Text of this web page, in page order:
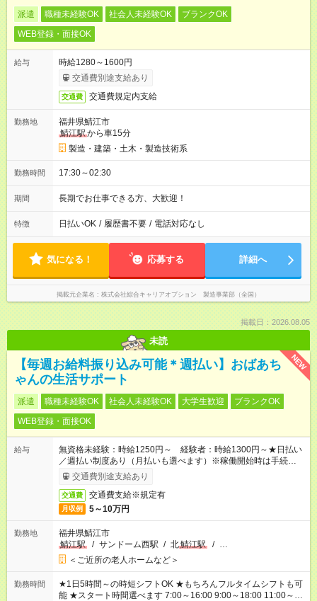
派遣 職種未経験OK 社会人未経験OK
ブランクOK
WEB登録・面接OK
給与
時給1280～1600円
交通費別途支給あり
交通費 交通費規定内支給
勤務地
福井県鯖江市
鯖江駅から車15分
製造・建築・土木・製造技術系
勤務時間 17:30～02:30
期間 長期でお仕事できる方、大歓迎！
特徴 日払いOK / 履歴書不要 / 電話対応なし
気になる！ 応募する 詳細へ
掲載元企業名 株式会社綜合キャリアオプション 製造事業部（全国）
掲載日：2026.08.05
未読
NEW
【毎週お給料振り込み可能＊週払い】おばあち
ゃんの生活サポート
派遣 職種未経験OK 社会人未経験OK 大学生歓迎
ブランクOK
WEB登録・面接OK
給与
無資格未経験：時給1250円～ 経験者：時給1300円～★日払い
／週払い制度あり（月払いも選べます）※稼働開始時は手続き完
了次第のお支払いとなります。
交通費別途支給あり
交通費 交通費支給※規定有
月収例 5～10万円
勤務地
福井県鯖江市
鯖江駅
/ サンドーム西駅 / 北鯖江駅 / …
＜ご近所の老人ホームなど＞
勤務時間
★1日5時間～の時短シフトOK ★もちろんフルタイムシフトも可
能 ★スタート時間選べます 7:00～16:00 9:00～18:00 11:00～